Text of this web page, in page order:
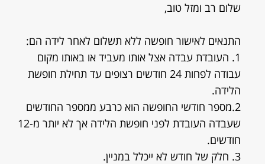
שלום רב ומזל טוב,
התנאים לאישור חופשה ללא תשלום לאחר לידה הם:
1. העובדת עבדה אצל אותו מעביד או באותו מקום
עבודה לפחות 24 חודשים רצופים עד תחילת חופשת
הלידה.
2.מספר חודשי החופשה הוא כרבע ממספר החודשים
שעבדה העובדת לפני חופשת הלידה אך לא יותר מ-12
חודשים.
3. חלק של חודש לא ייכלל במניין.